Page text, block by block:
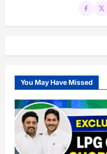
You May Have Missed